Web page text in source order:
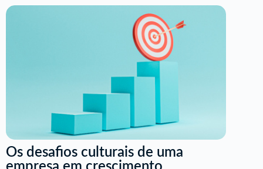
Os desafios culturais de uma